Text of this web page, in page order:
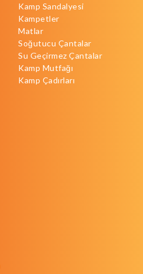
Kamp Sandalyesi
Kampetler
Matlar
Soğutucu Çantalar
Su Geçirmez Çantalar
Kamp Mutfağı
Kamp Çadırları